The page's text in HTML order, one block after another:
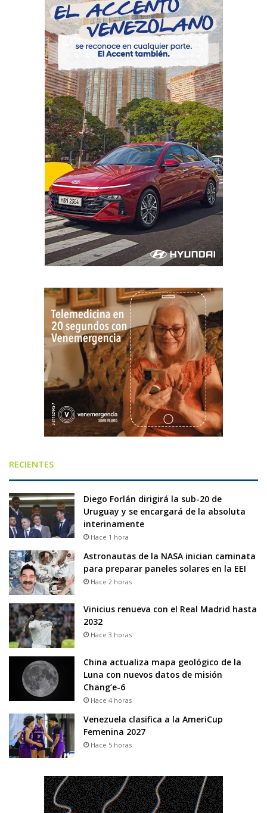
RECIENTES
Diego Forlán dirigirá la sub-20 de
Uruguay y se encargará de la absoluta
interinamente
Hace 1 hora
Astronautas de la NASA inician caminata
para preparar paneles solares en la EEI
Hace 2 horas
Vinicius renueva con el Real Madrid hasta
2032
Hace 3 horas
China actualiza mapa geológico de la
Luna con nuevos datos de misión
Chang’e-6
Hace 4 horas
Venezuela clasifica a la AmeriCup
Femenina 2027
Hace 5 horas